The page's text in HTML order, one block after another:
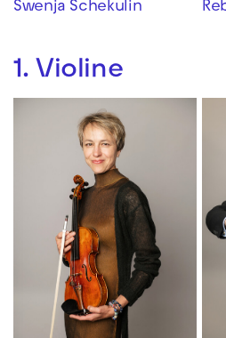
Swenja Schekulin
1. Violine